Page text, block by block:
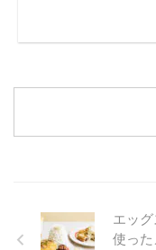
エッ
使っ